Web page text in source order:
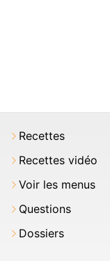
Recettes
Recettes vidéo
Voir les menus
Questions
Dossiers